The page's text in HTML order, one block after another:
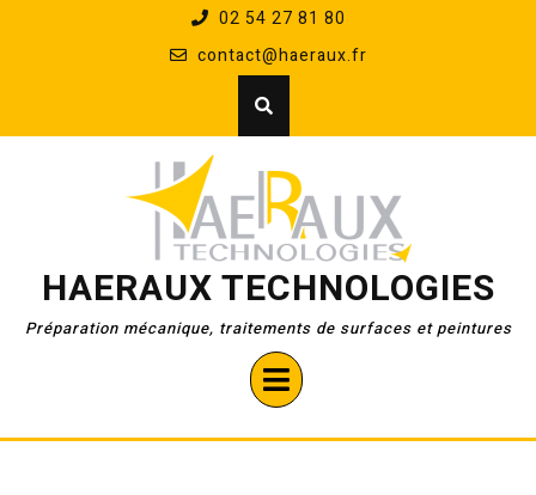
02 54 27 81 80
contact@haeraux.fr
HAERAUX TECHNOLOGIES
Préparation mécanique, traitements de surfaces et peintures
Open
Button